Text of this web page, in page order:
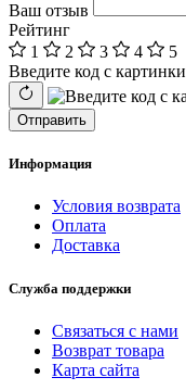
Ваш отзыв
Рейтинг
1
2 3 4
5
Введите код с картинки
Отправить
Информация
Условия возврата
Оплата
Доставка
Служба поддержки
Связаться с нами
Возврат товара
Карта сайта